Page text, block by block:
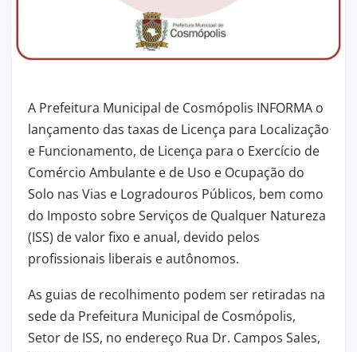
A Prefeitura Municipal de Cosmópolis INFORMA o
lançamento das taxas de Licença para Localização
e Funcionamento, de Licença para o Exercício de
Comércio Ambulante e de Uso e Ocupação do
Solo nas Vias e Logradouros Públicos, bem como
do Imposto sobre Serviços de Qualquer Natureza
(ISS) de valor fixo e anual, devido pelos
profissionais liberais e autônomos.
As guias de recolhimento podem ser retiradas na
sede da Prefeitura Municipal de Cosmópolis,
Setor de ISS, no endereço Rua Dr. Campos Sales,